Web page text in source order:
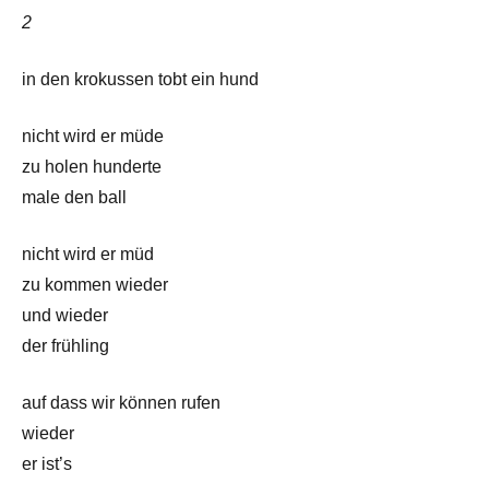
2
in den krokussen tobt ein hund
nicht wird er müde
zu holen hunderte
male den ball
nicht wird er müd
zu kommen wieder
und wieder
der frühling
auf dass wir können rufen
wieder
er ist’s